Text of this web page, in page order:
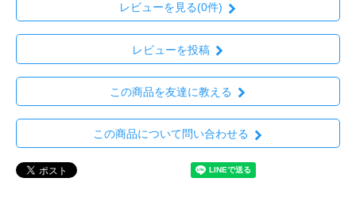
レビューを見る(0件)
レビューを投稿
この商品を友達に教える
この商品について問い合わせる